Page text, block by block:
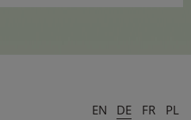
EN DE FR PL